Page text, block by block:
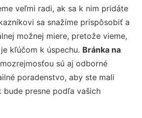
veľmi radi, ak sa k nim pridáte
sa snažíme prispôsobiť a
možnej miere, pretože vieme,
kľúčom k úspechu. Bránka na
sú aj odborné
poradenstvo, aby ste mali
bude presne podľa vašich